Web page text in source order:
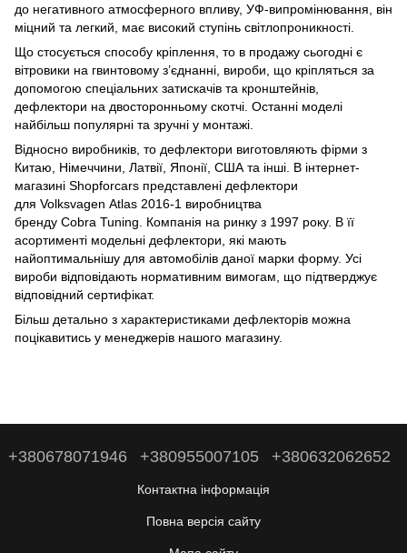
до негативного атмосферного впливу, УФ-випромінювання, він
міцний та легкий, має високий ступінь світлопроникності.
Що стосується способу кріплення, то в продажу сьогодні є
вітровики на гвинтовому з’єднанні, вироби, що кріпляться за
допомогою спеціальних затискачів та кронштейнів,
дефлектори на двосторонньому скотчі. Останні моделі
найбільш популярні та зручні у монтажі.
Відносно виробників, то дефлектори виготовляють фірми з
Китаю, Німеччини, Латвії, Японії, США та інші. В інтернет-
магазині Shopforcars представлені дефлектори
для Volksvagen Atlas 2016-1 виробництва
бренду Cobra Tuning. Компанія на ринку з 1997 року. В її
асортименті модельні дефлектори, які мають
найоптимальнішу для автомобілів даної марки форму. Усі
вироби відповідають нормативним вимогам, що підтверджує
відповідний сертифікат.
Більш детально з характеристиками дефлекторів можна
поцікавитись у менеджерів нашого магазину.
+380678071946 +380955007105 +380632062652
Контактна інформація
Повна версія сайту